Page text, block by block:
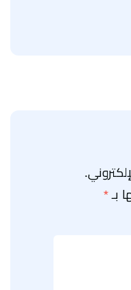
بـ *